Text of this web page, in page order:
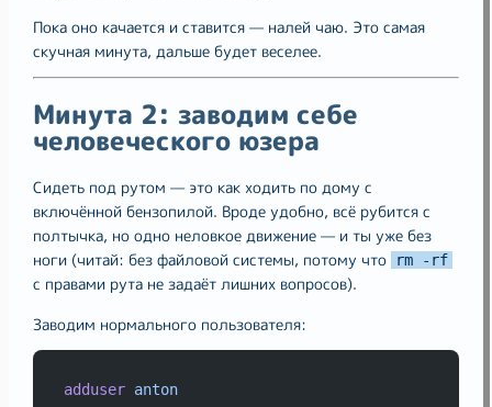
Пока оно качается и ставится — налей чаю. Это самая
скучная минута, дальше будет веселее.
Минута 2: заводим себе
человеческого юзера
Сидеть под рутом — это как ходить по дому с
включённой бензопилой. Вроде удобно, всё рубится с
полтычка, но одно неловкое движение — и ты уже без
ноги (читай: без файловой системы, потому что
rm -rf
с правами рута не задаёт лишних вопросов).
Заводим нормального пользователя:
adduser anton